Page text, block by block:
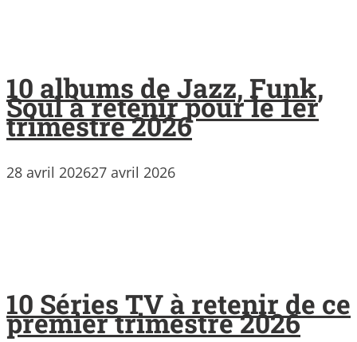
10 albums de Jazz, Funk,
Soul à retenir pour le 1er
trimestre 2026
28 avril 202627 avril 2026
10 Séries TV à retenir de ce
premier trimestre 2026